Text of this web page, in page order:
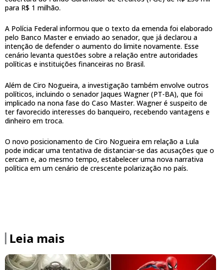
para R$ 1 milhão.
A Polícia Federal informou que o texto da emenda foi elaborado
pelo Banco Master e enviado ao senador, que já declarou a
intenção de defender o aumento do limite novamente. Esse
cenário levanta questões sobre a relação entre autoridades
políticas e instituições financeiras no Brasil.
Além de Ciro Nogueira, a investigação também envolve outros
políticos, incluindo o senador Jaques Wagner (PT-BA), que foi
implicado na nona fase do Caso Master. Wagner é suspeito de
ter favorecido interesses do banqueiro, recebendo vantagens e
dinheiro em troca.
O novo posicionamento de Ciro Nogueira em relação a Lula
pode indicar uma tentativa de distanciar-se das acusações que o
cercam e, ao mesmo tempo, estabelecer uma nova narrativa
política em um cenário de crescente polarização no país.
Leia mais